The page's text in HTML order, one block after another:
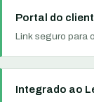
Portal do
Link seguro para
Integrado ao